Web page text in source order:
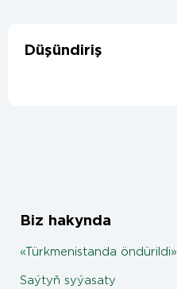
Düşündiriş
Biz hakynda
«Türkmenistanda öndürildi»
Saýtyň syýasaty